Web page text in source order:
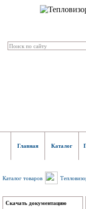
Главная Каталог
Каталог товаров
Скачать документацию